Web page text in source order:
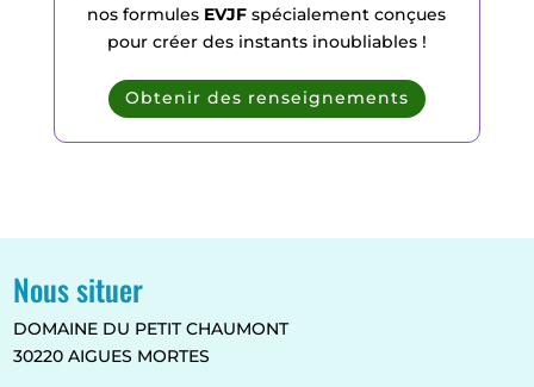
nos formules EVJF spécialement conçues
pour créer des instants inoubliables !
Obtenir des renseignements
Nous situer
DOMAINE DU PETIT CHAUMONT
30220 AIGUES MORTES